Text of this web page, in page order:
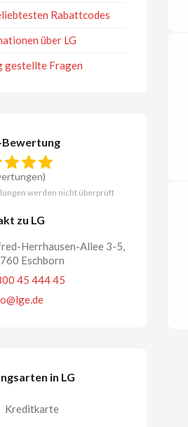
Rabattcodes
über LG
gestellte Fragen
Bewertung
werden nicht überprüft
zu LG
Herrhausen-Allee 3-5,
Eschborn
45 444 45
in LG
Kreditkarte